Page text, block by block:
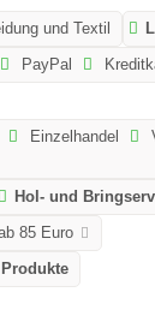
und Textil
PayPal
Einzelhandel
Hol- und
85 Euro